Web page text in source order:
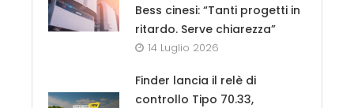
Bess cinesi: “Tanti progetti in
ritardo. Serve chiarezza”
14 Luglio 2026
Finder lancia il relè di
controllo Tipo 70.33,